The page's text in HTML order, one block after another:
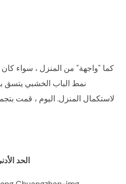
كما "واجهة" من المنزل ، سواء كان
نمط الباب الخشبي
لاستكمال المنزل. اليوم ، قمت
الحد